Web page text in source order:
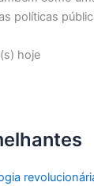
políticas
hoje